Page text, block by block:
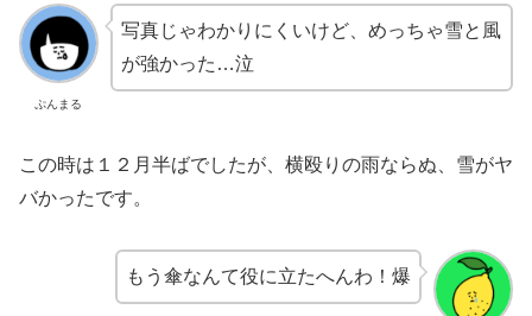
ぷんまる
写真じゃわかりにくいけど、めっちゃ雪と風
が強かった…泣
この時は１２月半ばでしたが、横殴りの雨ならぬ、雪がヤ
バかったです。
もう傘なんて役に立たへんわ！爆